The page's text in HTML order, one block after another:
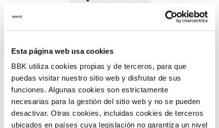
Esta página web usa cookies
BBK utiliza cookies propias y de terceros, para que
puedas visitar nuestro sitio web y disfrutar de sus
funciones. Algunas cookies son estrictamente
necesarias para la gestión del sitio web y no se pueden
desactivar. Otras cookies, incluidas cookies de terceros
ubicados en países cuya legislación no garantiza un nivel
TEMÁTICAS